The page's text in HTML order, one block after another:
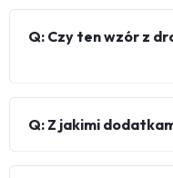
Q: Czy ten wzór z
Q: Z jakimi